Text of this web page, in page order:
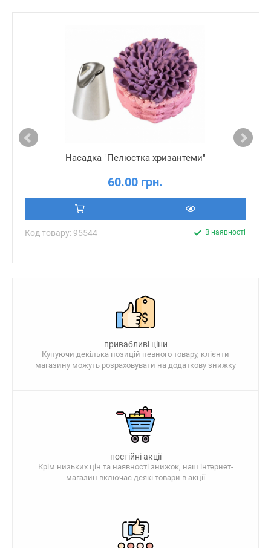
Насадка "Пелюстка хризантеми"
60.00 грн.
Код товару: 95544 В наявності
привабливі ціни
Купуючи декілька позицій певного товару, клієнти
магазину можуть розраховувати на додаткову знижку
постійні акції
Крім низьких цін та наявності знижок, наш інтернет-
магазин включає деякі товари в акції